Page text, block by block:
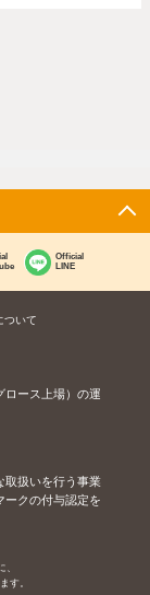
Official
LINE
ついて
ロース上場）の運
取扱いを行う事業
ークの付与認定を
す。